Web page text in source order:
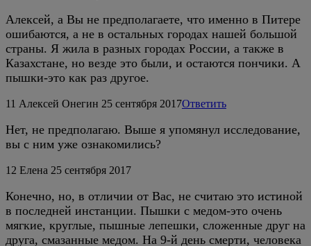
Алексей, а Вы не предполагаете, что именно в Питере
ошибаются, а не в остальных городах нашей большой
страны. Я жила в разных городах России, а также в
Казахстане, но везде это были, и остаются пончики. А
пышки-это как раз другое.
11 Алексей Онегин 25 сентября 2017Ответить
Нет, не предполагаю. Выше я упомянул исследование,
вы с ним уже ознакомились?
12 Елена 25 сентября 2017
Конечно, но, в отличии от Вас, не считаю это истиной
в последней инстанции. Пышки с медом-это очень
мягкие, круглые, пышные лепешки, сложенные друг на
друга, смазанные медом. На 9-й день смерти, человека